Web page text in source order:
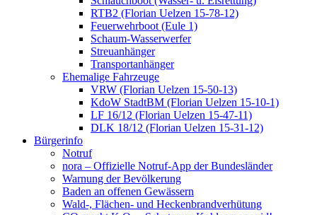
RTB2 (Florian Uelzen 15-78-12)
Feuerwehrboot (Eule 1)
Schaum-Wasserwerfer
Streuanhänger
Transportanhänger
Ehemalige Fahrzeuge
VRW (Florian Uelzen 15-50-13)
KdoW StadtBM (Florian Uelzen 15-10-1)
LF 16/12 (Florian Uelzen 15-47-11)
DLK 18/12 (Florian Uelzen 15-31-12)
Bürgerinfo
Notruf
nora – Offizielle Notruf-App der Bundesländer
Warnung der Bevölkerung
Baden an offenen Gewässern
Wald-, Flächen- und Heckenbrandverhütung